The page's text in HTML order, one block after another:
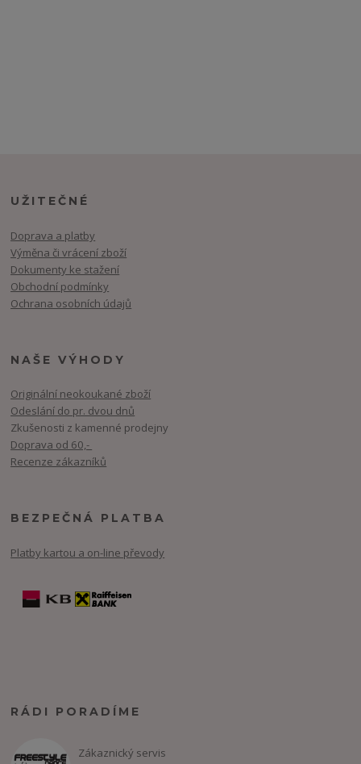
UŽITEČNÉ
Doprava a platby
Výměna či vrácení zboží
Dokumenty ke stažení
Obchodní podmínky
Ochrana osobních údajů
NAŠE VÝHODY
Originální neokoukané zboží
Odeslání do pr. dvou dnů
Zkušenosti z kamenné prodejny
Doprava od 60,-
Recenze zákazníků
BEZPEČNÁ PLATBA
Platby kartou a on-line převody
RÁDI PORADÍME
Zákaznický servis